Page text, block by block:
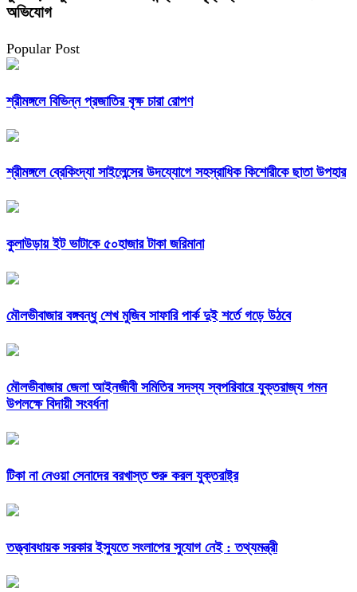
অভিযোগ
Popular Post
শ্রীমঙ্গলে বিভিন্ন প্রজাতির বৃক্ষ চারা রোপণ
শ্রীমঙ্গলে ব্রেকিংদ্যা সাইলেন্সের উদয্যোগে সহস্রাধিক কিশোরীকে ছাতা উপহার
কুলাউড়ায় ইট ভাটাকে ৫০হাজার টাকা জরিমানা
মৌলভীবাজার বঙ্গবন্ধু শেখ মুজিব সাফারি পার্ক দুই শর্তে গড়ে উঠবে
মৌলভীবাজার জেলা আইনজীবী সমিতির সদস্য স্বপরিবারে যুক্তরাজ্য গমন
উপলক্ষে বিদায়ী সংবর্ধনা
টিকা না নেওয়া সেনাদের বরখাস্ত শুরু করল যুক্তরাষ্ট্র
তত্ত্বাবধায়ক সরকার ইস্যুতে সংলাপের সুযোগ নেই : তথ্যমন্ত্রী